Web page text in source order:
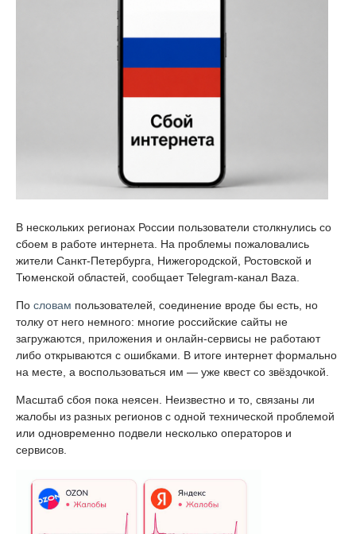
В нескольких регионах России пользователи столкнулись со
сбоем в работе интернета. На проблемы пожаловались
жители Санкт-Петербурга, Нижегородской, Ростовской и
Тюменской областей, сообщает Telegram-канал Baza.
По словам пользователей, соединение вроде бы есть, но
толку от него немного: многие российские сайты не
загружаются, приложения и онлайн-сервисы не работают
либо открываются с ошибками. В итоге интернет формально
на месте, а воспользоваться им — уже квест со звёздочкой.
Масштаб сбоя пока неясен. Неизвестно и то, связаны ли
жалобы из разных регионов с одной технической проблемой
или одновременно подвели несколько операторов и
сервисов.